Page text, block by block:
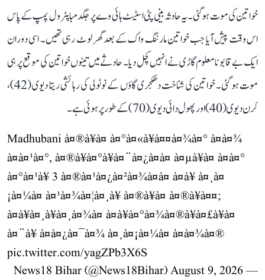
خواتین کی موت ہو گئی۔ یہ حادثہ بینی پٹی اسٹیٹ ہائی وے پر جگدمبا پٹرول پمپ کے پاس
اس وقت پیش آیا جب خواتین مارننگ واک کے بعد گھر لوٹ رہی تھیں۔ اسی دوران
ایک بے قابو نامعلوم گاڑی نے انہیں کچل دیا۔ حادثے میں تینوں خواتین کی موقع پر ہی
موت ہو گئی۔ خواتین کی شناخت دھکجری گاؤں کے نوٹولی کی رہائشی ریتا دیوی (42)،
کرن دیوی (40) اور پھول دائی دیوی (70) کے طور پر ہوئی ہے۔
Madhubani à¤®à¥à¤ à¤°à¤«à¥à¤¤à¤¾à¤° à¤à¤¾
à¤à¤¹à¤°, à¤®à¥à¤°à¥à¤¨à¤¿à¤à¤ à¤µà¥à¤ à¤à¤°
à¤°à¤¹à¥ 3 à¤®à¤¹à¤¿à¤²à¤¾à¤à¤ à¤à¥ à¤¸à¤
¡à¤¼à¤ à¤¹à¤¾à¤¦à¤¸à¥ à¤®à¥à¤ à¤®à¥à¤¤;
à¤à¥à¤¸à¥à¤¸à¤¾à¤ à¤à¥à¤°à¤¾à¤®à¥à¤£à¥à¤
à¤¨à¥ à¤à¤¿à¤¯à¤¾ à¤¸à¤¡à¤¼à¤ à¤à¤¾à¤®
pic.twitter.com/yagZPb3X6S
— News18 Bihar (@News18Bihar)
August 9, 2026